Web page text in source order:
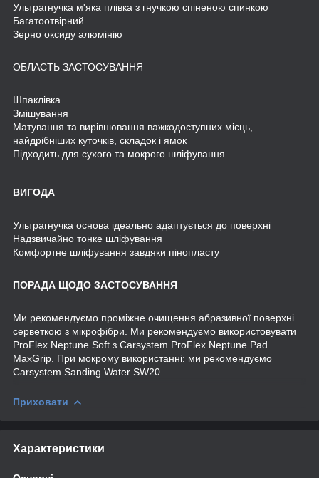
Ультрагнучка м'яка плівка з гнучкою спіненою спинкою
Багатоотвірний
Зерно оксиду алюмінію
ОБЛАСТЬ ЗАСТОСУВАННЯ
Шпаклівка
Змішування
Матування та вирівнювання важкодоступних місць,
найдрібніших куточків, складок і ямок
Підходить для сухого та мокрого шліфування
ВИГОДА
Ультрагнучка основа ідеально адаптується до поверхні
Надзвичайно тонке шліфування
Комфортне шліфування завдяки пінопласту
ПОРАДА ЩОДО ЗАСТОСУВАННЯ
Ми рекомендуємо проміжне очищення абразивної поверхні
серветкою з мікрофібри. Ми рекомендуємо використовувати
ProFlex Neptune Soft з Carsystem ProFlex Neptune Pad
MaxGrip. При мокрому використанні: ми рекомендуємо
Carsystem Sanding Water SW20.
Приховати
Характеристики